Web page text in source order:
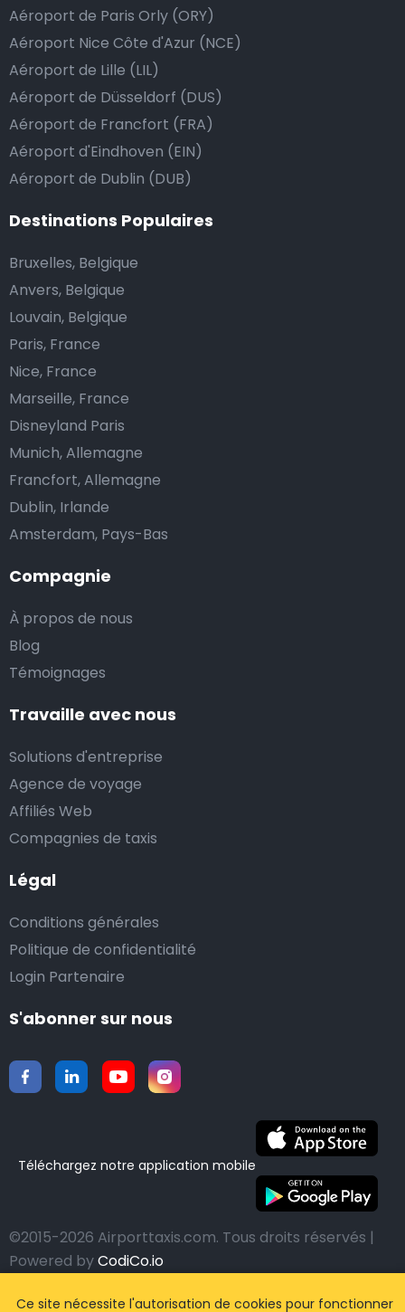
Compagnie
À propos de nous
Blog
Témoignages
Travaille avec nous
Solutions d'entreprise
Agence de voyage
Affiliés Web
Compagnies de taxis
Légal
Conditions générales
Politique de confidentialité
Login Partenaire
Aéroport de Paris Orly (ORY)
Aéroport Nice Côte d'Azur (NCE)
Aéroport de Lille (LIL)
Aéroport de Düsseldorf (DUS)
Aéroport de Francfort (FRA)
Aéroport d'Eindhoven (EIN)
Aéroport de Dublin (DUB)
Destinations Populaires
Bruxelles, Belgique
Anvers, Belgique
Louvain, Belgique
Paris, France
Nice, France
Marseille, France
Disneyland Paris
Munich, Allemagne
Francfort, Allemagne
Dublin, Irlande
Amsterdam, Pays-Bas
S'abonner sur nous
Téléchargez notre application mobile
©2015-2026 Airporttaxis.com. Tous droits réservés |
Powered byCodiCo.io
Ce site nécessite l'autorisation de cookies pour fonctionner